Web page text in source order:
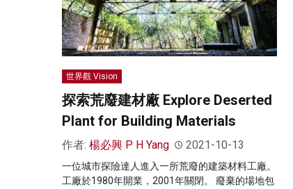
世界觀 Vision
探索荒廢建材廠 Explore Deserted
Plant for Building Materials
作者: 楊必興 P H Yang 2021-10-13
一位城市探險達人進入一所荒廢的建築材料工廠。
工廠於1980年開業，2001年關閉。 廢棄的場地包